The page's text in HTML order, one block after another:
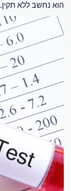
הוא נחשב ללא תקין.